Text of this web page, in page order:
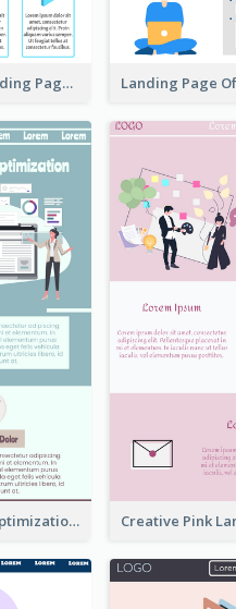
SEO Analysis Landing Page
Search Engine Optimization Blue Landing Page